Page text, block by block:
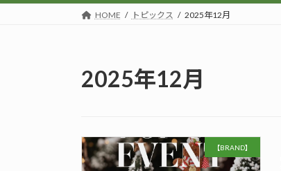
プ
動
HOME トピックス 2025年12月
2025年12月
【BRAND】